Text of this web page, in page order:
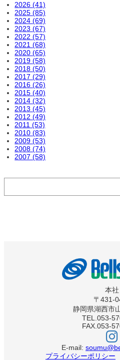
2026 (41)
2025 (85)
2024 (69)
2023 (67)
2022 (57)
2021 (68)
2020 (65)
2019 (58)
2018 (50)
2017 (29)
2016 (26)
2015 (40)
2014 (32)
2013 (45)
2012 (49)
2011 (53)
2010 (83)
2009 (53)
2008 (74)
2007 (58)
本社
〒431-
静岡県湖西市
TEL.053-
FAX.053-
ベ
ル
ソ
ニ
E-mail:
プライバシーポリシー